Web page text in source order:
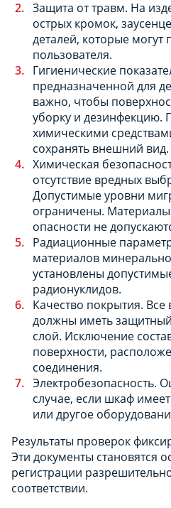
Защита от травм. На
острых кромок,
деталей, которые могут
пользователя.
Гигиенические
предназначенной для
важно, чтобы
уборку и дезинфекцию.
химическими
сохранять внешний вид.
Химическая
отсутствие вредных
Допустимые уровни
ограничены. Материалы
опасности не
Радиационные
материалов
установлены
радионуклидов.
Качество покрытия.
должны иметь
слой. Исключение
поверхности,
соединения.
Электробезопасность.
случае, если шкаф
или другое
Результаты проверок
Эти документы становятся
регистрации
соответствии.